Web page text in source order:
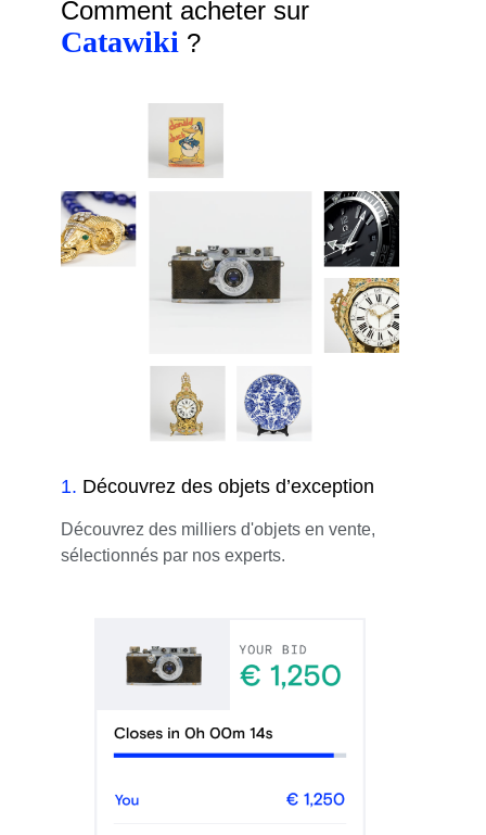
Comment acheter sur
Catawiki ?
1. Découvrez des objets d’exception
Découvrez des milliers d'objets en vente,
sélectionnés par nos experts.